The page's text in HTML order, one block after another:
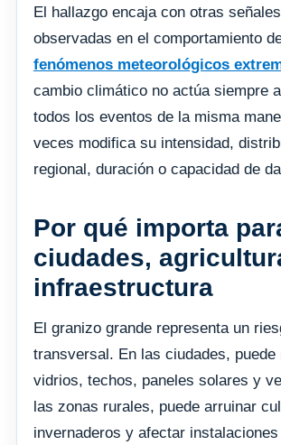
El hallazgo encaja con otras
observadas en el comportamiento
fenómenos meteorológicos
cambio climático no actúa siempre
todos los eventos de la misma
veces modifica su intensidad,
regional, duración o capacidad de
Por qué importa
ciudades,
infraestructura
El granizo grande representa un
transversal. En las ciudades, puede
vidrios, techos, paneles solares y
las zonas rurales, puede arruinar
invernaderos y afectar instalaciones